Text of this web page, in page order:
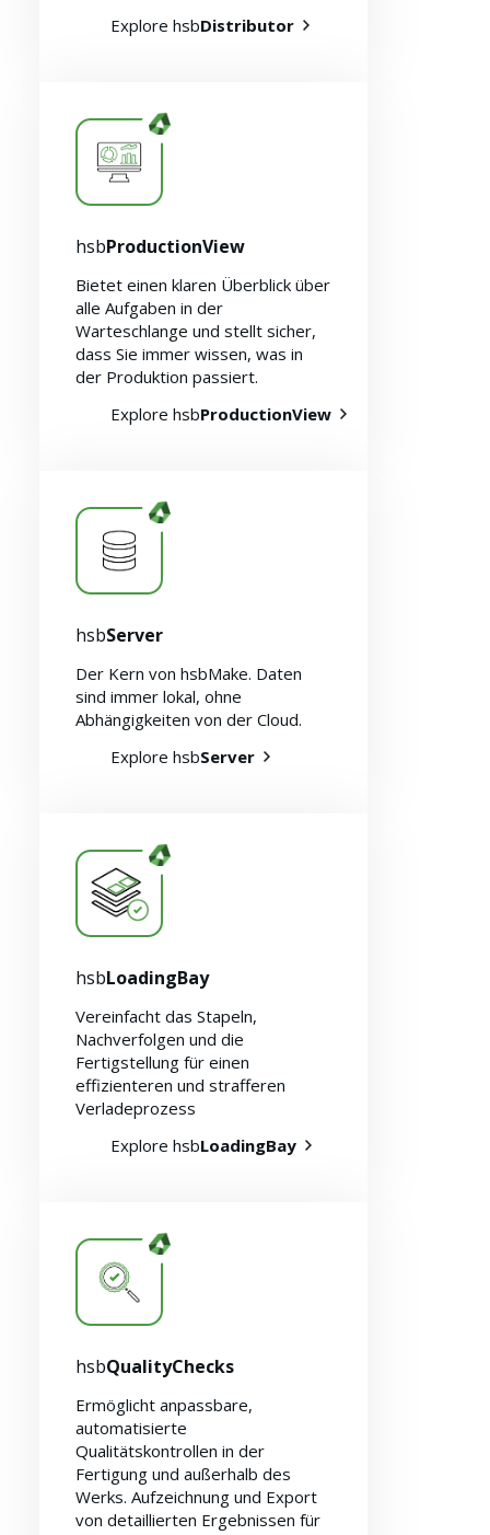
Nachhaltigkeit 🌿
Explore hsbDistributor
hsbProductionView
Bietet einen klaren Überblick über
alle Aufgaben in der
Warteschlange und stellt sicher,
dass Sie immer wissen, was in
der Produktion passiert.
Explore hsbProductionView
hsbServer
Der Kern von hsbMake. Daten
sind immer lokal, ohne
Abhängigkeiten von der Cloud.
Explore hsbServer
hsbLoadingBay
Vereinfacht das Stapeln,
Nachverfolgen und die
Fertigstellung für einen
effizienteren und strafferen
Verladeprozess
Explore hsbLoadingBay
hsbQualityChecks
Ermöglicht anpassbare,
automatisierte
Qualitätskontrollen in der
Fertigung und außerhalb des
Werks. Aufzeichnung und Export
von detaillierten Ergebnissen für